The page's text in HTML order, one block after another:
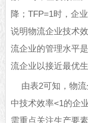
降；TFP=1时，企
说明物流企业技术
流企业的管理水平
流企业以接近最优生
由表2可知，物
中技术效率<1的企
需重点关注生产要